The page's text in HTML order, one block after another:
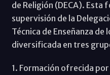
de Religión (DECA). Esta
supervisión de la
Técnica de Enseñanza de
diversificada en tres
1. Formación ofrecida